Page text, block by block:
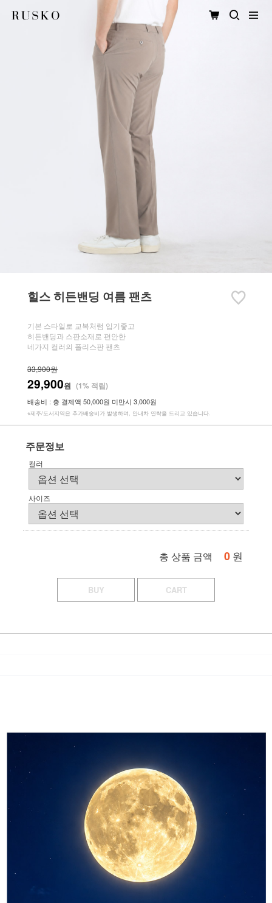
힐스 히든밴딩 여름 팬츠
기본 스타일로 교복처럼 입기좋고
히든밴딩과 스판소재로 편안한
네가지 컬러의 폴리스판 팬츠
33,900원
29,900원 (1% 적립)
배송비 : 총 결제액 50,000원 미만시 3,000원
※제주/도서지역은 추가배송비가 발생하며, 안내차 연락을 드리고 있습니다.
주문정보
컬러
사이즈
총 상품 금액 0 원
BUY CART